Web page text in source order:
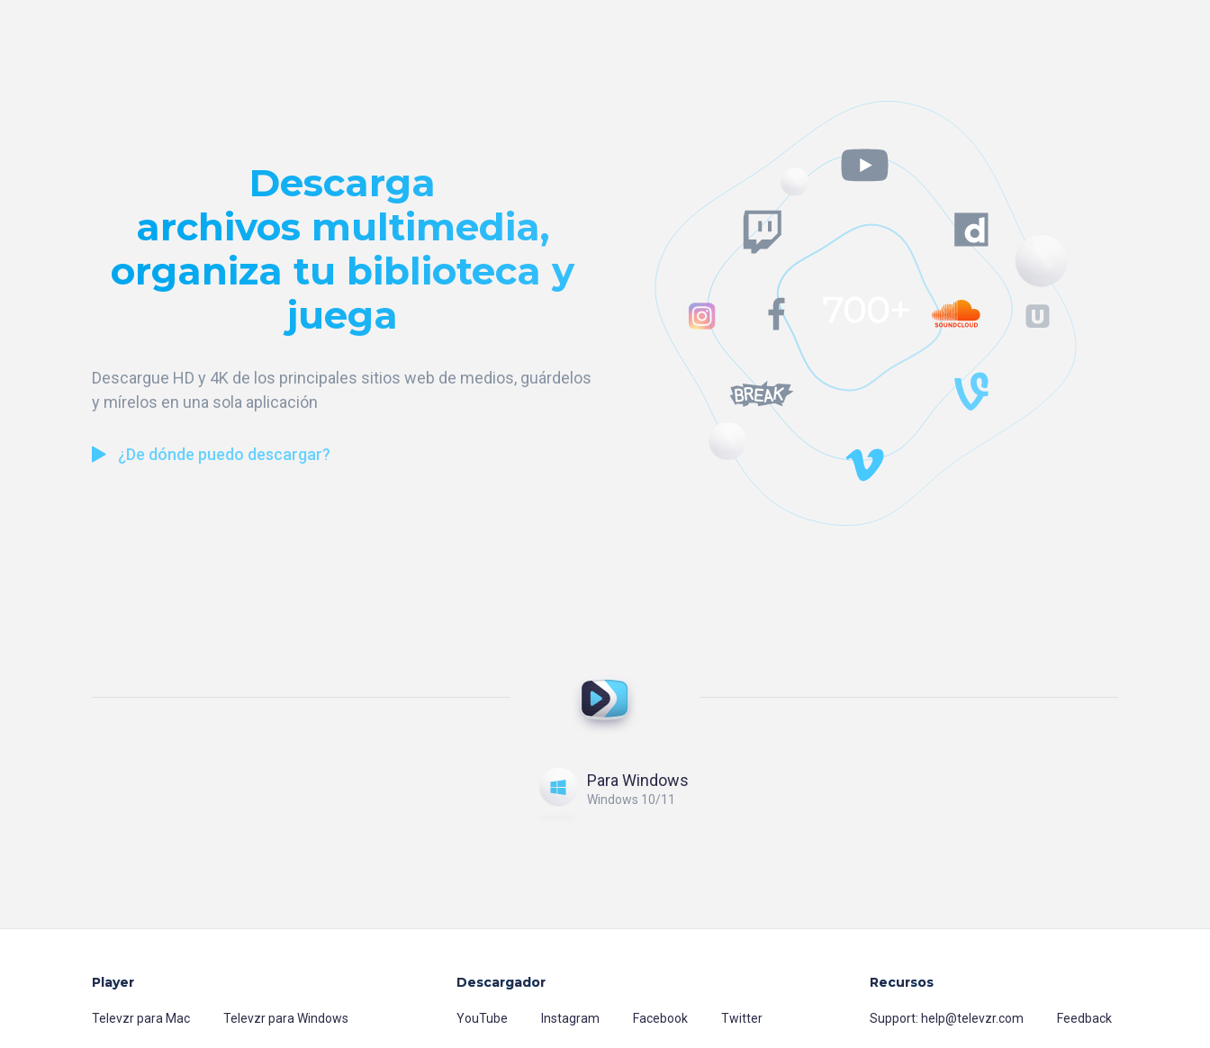
Descarga
archivos multimedia,
organiza tu biblioteca y
juega
Descargue HD y 4K de los principales sitios web de medios, guárdelos
y mírelos en una sola aplicación
¿De dónde puedo descargar?
Para Windows
Windows 10/11
Player
Televzr para Mac Televzr para Windows
Descargador
YouTube Instagram Facebook Twitter
Recursos
Support: help@televzr.com Feedback